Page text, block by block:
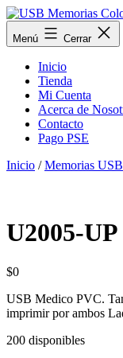
Saltar
al
contenido
USB
Memorias
Menú Cerrar
Inicio
Tienda
Mi Cuenta
Acerca de
Contacto
Pago PSE
Inicio /Memorias USB
U2005-
$0
USB Medico PVC.
imprimir por ambos
200 disponibles